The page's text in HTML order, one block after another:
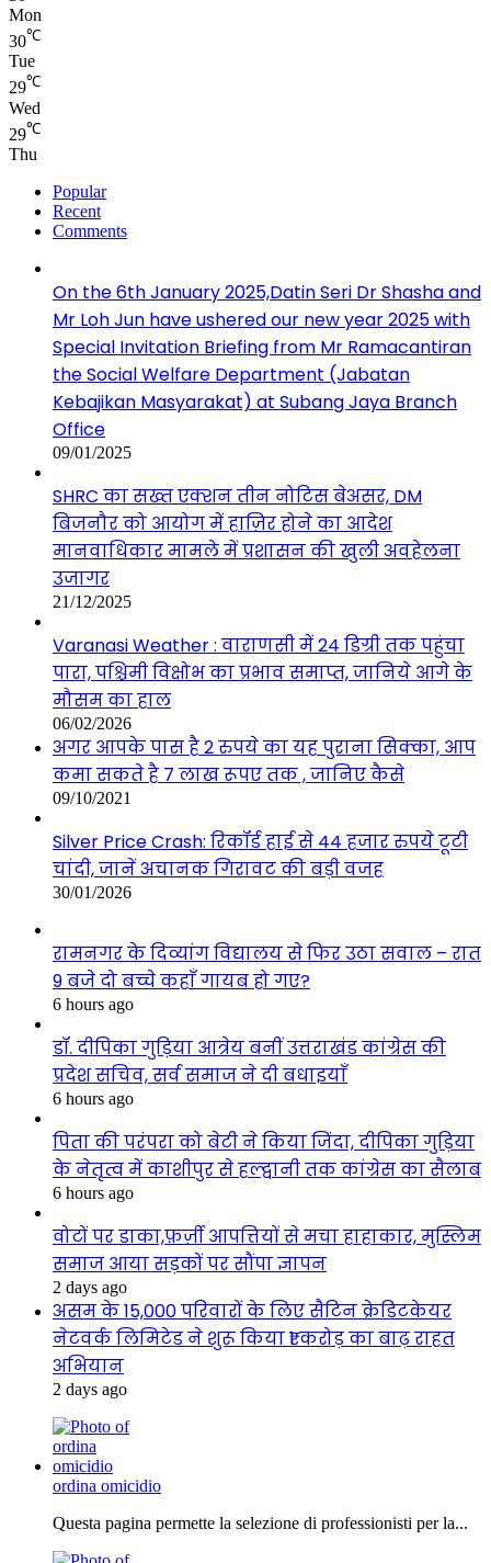
Mon
30℃
Tue
29℃
Wed
29℃
Thu
Popular
Recent
Comments
On the 6th January 2025,Datin Seri Dr Shasha and
Mr Loh Jun have ushered our new year 2025 with
Special Invitation Briefing from Mr Ramacantiran
the Social Welfare Department (Jabatan
Kebajikan Masyarakat) at Subang Jaya Branch
Office
09/01/2025
SHRC का सख्त एक्शन तीन नोटिस बेअसर, DM
बिजनौर को आयोग में हाज़िर होने का आदेश
मानवाधिकार मामले में प्रशासन की खुली अवहेलना
उजागर
21/12/2025
Varanasi Weather : वाराणसी में 24 डिग्री तक पहुंचा
पारा, पश्चिमी विक्षोभ का प्रभाव समाप्त, जानिये आगे के
मौसम का हाल
06/02/2026
अगर आपके पास है 2 रुपये का यह पुराना सिक्का, आप
कमा सकते है 7 लाख रूपए तक , जानिए कैसे
09/10/2021
Silver Price Crash: रिकॉर्ड हाई से 44 हजार रुपये टूटी
चांदी, जानें अचानक गिरावट की बड़ी वजह
30/01/2026
रामनगर के दिव्यांग विद्यालय से फिर उठा सवाल – रात
9 बजे दो बच्चे कहाँ गायब हो गए?
6 hours ago
डॉ. दीपिका गुड़िया आत्रेय बनीं उत्तराखंड कांग्रेस की
प्रदेश सचिव, सर्व समाज ने दी बधाइयाँ
6 hours ago
पिता की परंपरा को बेटी ने किया जिंदा, दीपिका गुड़िया
के नेतृत्व में काशीपुर से हल्द्वानी तक कांग्रेस का सैलाब
6 hours ago
वोटों पर डाका,फ़र्ज़ी आपत्तियों से मचा हाहाकार, मुस्लिम
समाज आया सड़कों पर सौंपा ज्ञापन
2 days ago
असम के 15,000 परिवारों के लिए सैटिन क्रेडिटकेयर
नेटवर्क लिमिटेड ने शुरू किया ₹1 करोड़ का बाढ़ राहत
अभियान
2 days ago
ordina omicidio
Questa pagina permette la selezione di professionisti per la...